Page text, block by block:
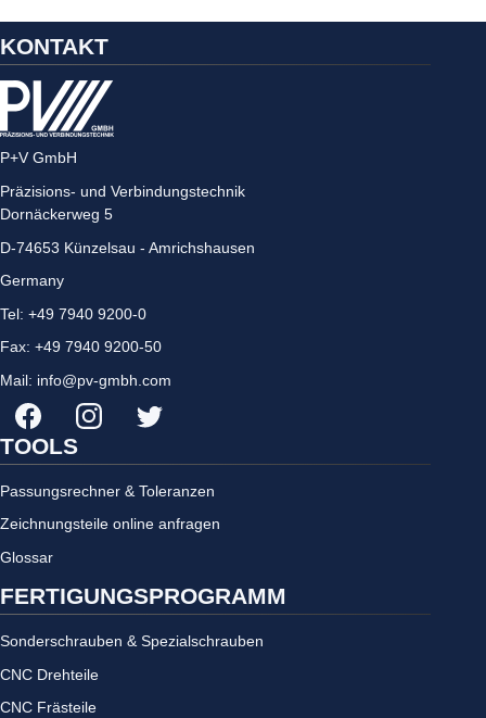
KONTAKT
P+V GmbH
Präzisions- und Verbindungstechnik
Dornäckerweg 5
D-74653 Künzelsau - Amrichshausen
Germany
Tel: +49 7940 9200-0
Fax: +49 7940 9200-50
Mail: info@pv-gmbh.com
facebookInstagramTwitter
TOOLS
Passungsrechner & Toleranzen
Zeichnungsteile online anfragen
Glossar
FERTIGUNGSPROGRAMM
Sonderschrauben & Spezialschrauben
CNC Drehteile
CNC Frästeile